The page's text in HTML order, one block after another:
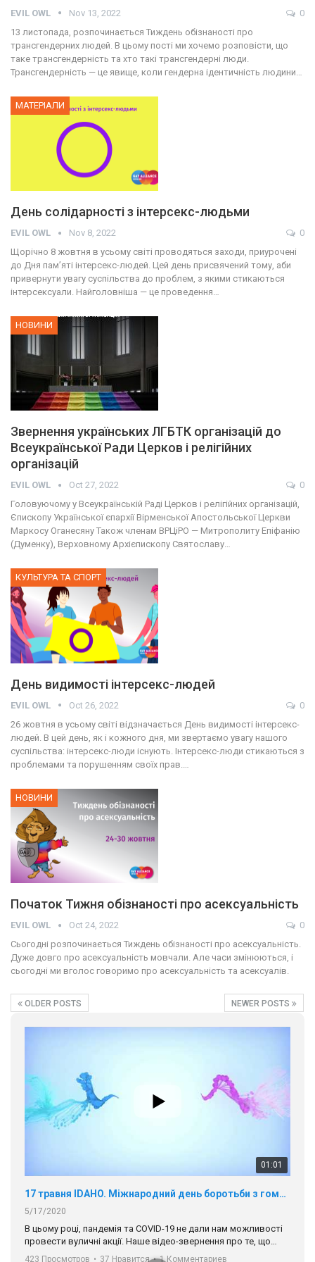
EVIL OWL Nov 13, 2022
0
13 листопада, розпочинається Тиждень обізнаності про
трансгендерних людей. В цьому пості ми хочемо розповісти, що
таке трансгендерність та хто такі трансгендерні люди.
Трансгендерність — це явище, коли гендерна ідентичність людини…
МАТЕРІАЛИ
День солідарності з інтерсекс-людьми
EVIL OWL Nov 8, 2022
0
Щорічно 8 жовтня в усьому світі проводяться заходи, приурочені
до Дня пам’яті інтерсекс-людей. Цей день присвячений тому, аби
привернути увагу суспільства до проблем, з якими стикаються
інтерсексуали. Найголовніша — це проведення…
НОВИНИ
Звернення українських ЛГБТК організацій до
Всеукраїнської Ради Церков і релігійних
організацій
EVIL OWL Oct 27, 2022
0
Головуючому у Всеукраїнській Раді Церков і релігійних організацій,
Єпископу Української єпархії Вірменської Апостольської Церкви
Маркосу Оганесяну Також членам ВРЦіРО — Митрополиту Епіфанію
(Думенку), Верховному Архієпископу Святославу…
КУЛЬТУРА ТА СПОРТ
День видимості інтерсекс-людей
EVIL OWL Oct 26, 2022
0
26 жовтня в усьому світі відзначається День видимості інтерсекс-
людей. В цей день, як і кожного дня, ми звертаємо увагу нашого
суспільства: інтерсекс-люди існують. Інтерсекс-люди стикаються з
проблемами та порушенням своїх прав.…
НОВИНИ
Початок Тижня обізнаності про асексуальність
EVIL OWL Oct 24, 2022
0
Сьогодні розпочинається Тиждень обізнаності про асексуальність.
Дуже довго про асексуальність мовчали. Але часи змінюються, і
сьогодні ми вголос говоримо про асексуальність та асексуалів.
OLDER POSTS NEWER POSTS
01:01
17 травня IDAHO. Міжнародний день боротьби з гомофобією трансфобією і біфобія.
5/17/2020
В цьому році, пандемія та COVІD-19 не дали нам можливості
провести вуличні акції. Наше відео-звернення про те, що
навіть коли ми у різних містах та не можемо зустрінеться, ми
423 Просмотров • 37 Нравится • 1 Комментариев